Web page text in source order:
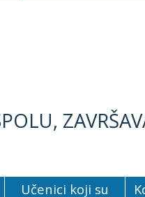
Učenici koji su